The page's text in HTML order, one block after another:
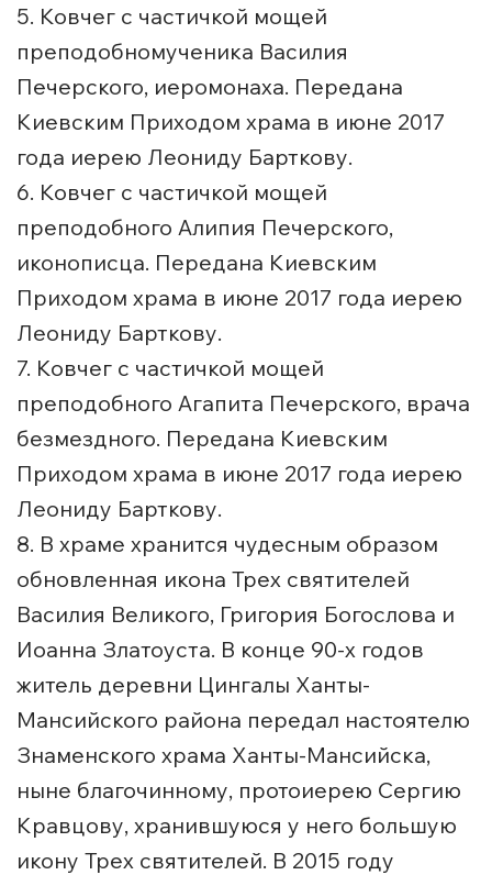
5. Ковчег с частичкой мощей
преподобномученика Василия
Печерского, иеромонаха. Передана
Киевским Приходом храма в июне 2017
года иерею Леониду Барткову.
6. Ковчег с частичкой мощей
преподобного Алипия Печерского,
иконописца. Передана Киевским
Приходом храма в июне 2017 года иерею
Леониду Барткову.
7. Ковчег с частичкой мощей
преподобного Агапита Печерского, врача
безмездного. Передана Киевским
Приходом храма в июне 2017 года иерею
Леониду Барткову.
8. В храме хранится чудесным образом
обновленная икона Трех святителей
Василия Великого, Григория Богослова и
Иоанна Златоуста. В конце 90-х годов
житель деревни Цингалы Ханты-
Мансийского района передал настоятелю
Знаменского храма Ханты-Мансийска,
ныне благочинному, протоиерею Сергию
Кравцову, хранившуюся у него большую
икону Трех святителей. В 2015 году